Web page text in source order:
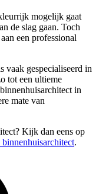
mogelijk gaat
de slag gaan. Toch
een professional
vaak gespecialiseerd in
tot een ultieme
in
mate van
Kijk dan eens op
binnenhuisarchitect.